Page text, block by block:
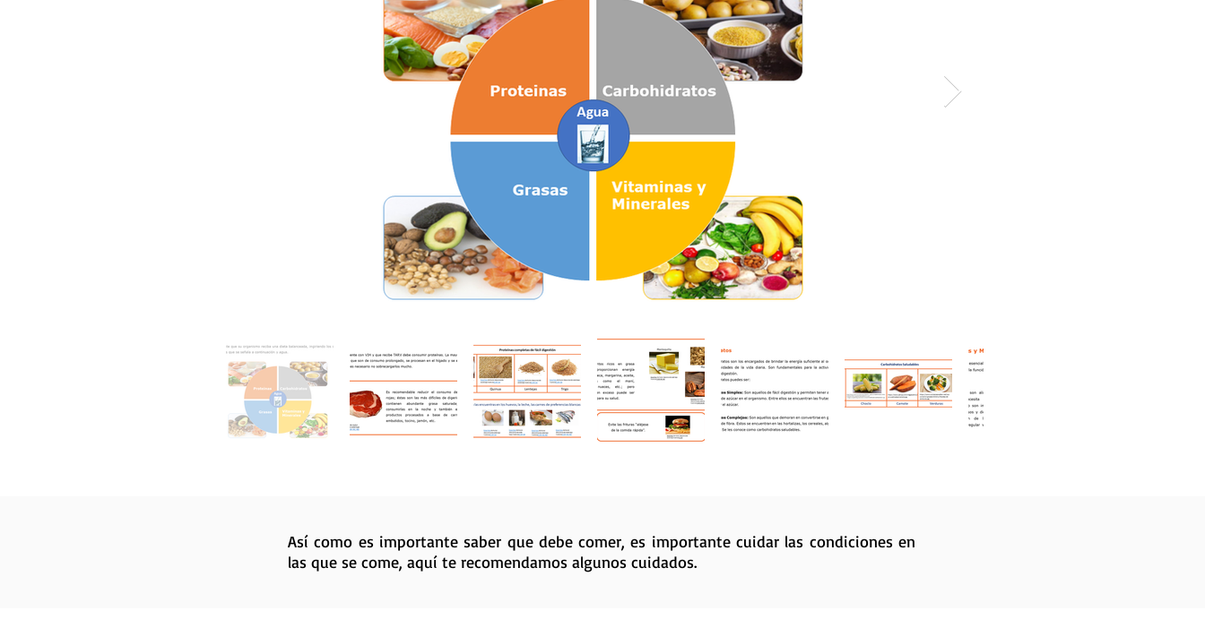
Así como es importante saber que debe comer, es importante cuidar las condiciones en
las que se come, aquí te recomendamos algunos cuidados.